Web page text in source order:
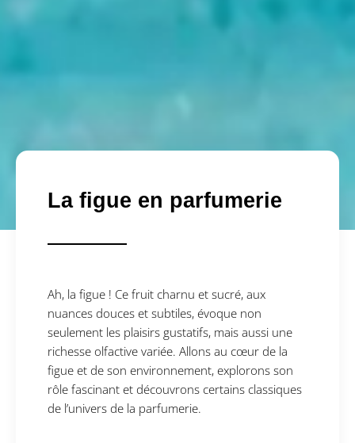
La figue en parfumerie
Ah, la figue ! Ce fruit charnu et sucré, aux
nuances douces et subtiles, évoque non
seulement les plaisirs gustatifs, mais aussi une
richesse olfactive variée. Allons au cœur de la
figue et de son environnement, explorons son
rôle fascinant et découvrons certains classiques
de l’univers de la parfumerie.